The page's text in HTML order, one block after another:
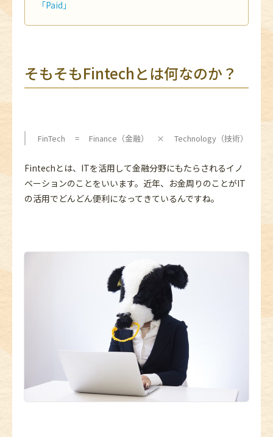
「Paid」
そもそもFintechとは何なのか？
FinTech = Finance（金融） × Technology（技術）
Fintechとは、ITを活用して金融分野にもたらされるイノ
ベーションのことをいいます。近年、お金周りのことがIT
の活用でどんどん便利になってきているんですね。